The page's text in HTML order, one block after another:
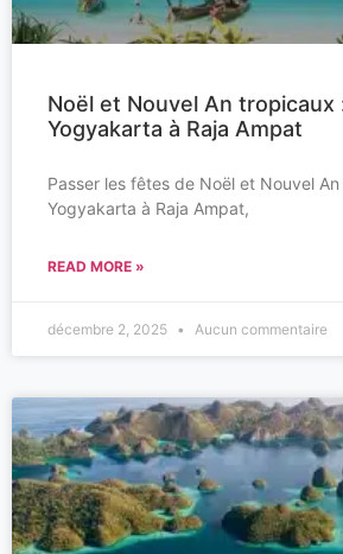
Noël et Nouvel An tropicaux
Yogyakarta à Raja Ampat
Passer les fêtes de Noël et Nouvel
Yogyakarta à Raja Ampat,
READ MORE »
décembre 2, 2025 Aucun commentaire